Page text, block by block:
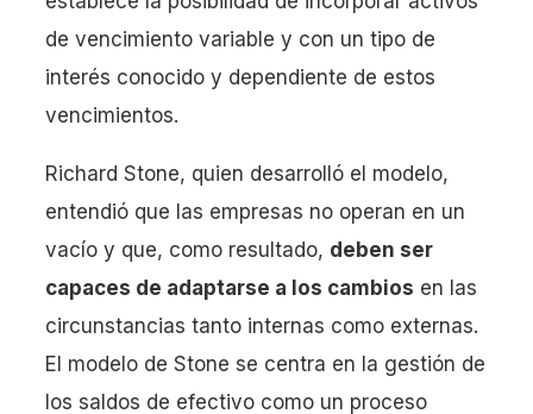
de vencimiento variable y con un tipo de
interés conocido y dependiente de estos
vencimientos.
Richard Stone, quien desarrolló el modelo,
entendió que las empresas no operan en un
vacío y que, como resultado, deben ser
capaces de adaptarse a los cambios en las
circunstancias tanto internas como externas.
El modelo de Stone se centra en la gestión de
los saldos de efectivo como un proceso